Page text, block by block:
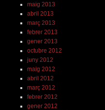
maig 2013
abril 2013
març 2013
febrer 2013
gener 2013
octubre 2012
juny 2012
maig 2012
abril 2012
març 2012
febrer 2012
gener 2012